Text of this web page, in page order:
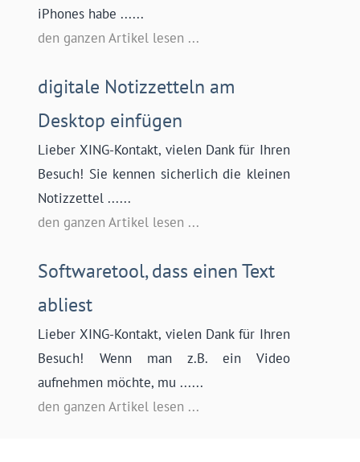
iPhones habe ......
den ganzen Artikel lesen ...
digitale Notizzetteln am
Desktop einfügen
Lieber XING-Kontakt, vielen Dank für Ihren
Besuch! Sie kennen sicherlich die kleinen
Notizzettel ......
den ganzen Artikel lesen ...
Softwaretool, dass einen Text
abliest
Lieber XING-Kontakt, vielen Dank für Ihren
Besuch! Wenn man z.B. ein Video
aufnehmen möchte, mu ......
den ganzen Artikel lesen ...